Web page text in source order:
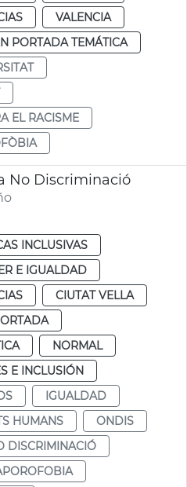
VALENCIA
PORTADA TEMÁTICA
EL RACISME
No Discriminació
INCLUSIVAS
E IGUALDAD
CIUTAT VELLA
NORMAL
E INCLUSIÓN
IGUALDAD
HUMANS
ONDIS
DISCRIMINACIÓ